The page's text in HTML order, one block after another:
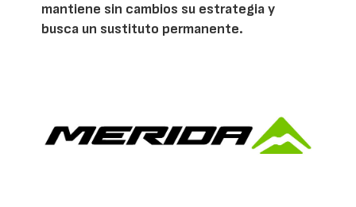
mantiene sin cambios su estrategia y
busca un sustituto permanente.